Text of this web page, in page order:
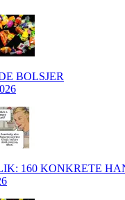
BOLSJER
160 KONKRETE